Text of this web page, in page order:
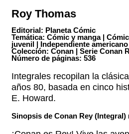
Roy Thomas
Editorial: Planeta Cómic
Temática: Cómic y manga |
juvenil | Independiente americano
Colección: Conan | Serie Conan
Número de páginas: 536
Integrales recopilan la
años 80, basada en cinco
E. Howard.
Sinopsis de Conan Rey (Integral)